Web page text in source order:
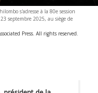
s'adresse à la 80e session
septembre 2025, au siège de
Press. All rights reserved.